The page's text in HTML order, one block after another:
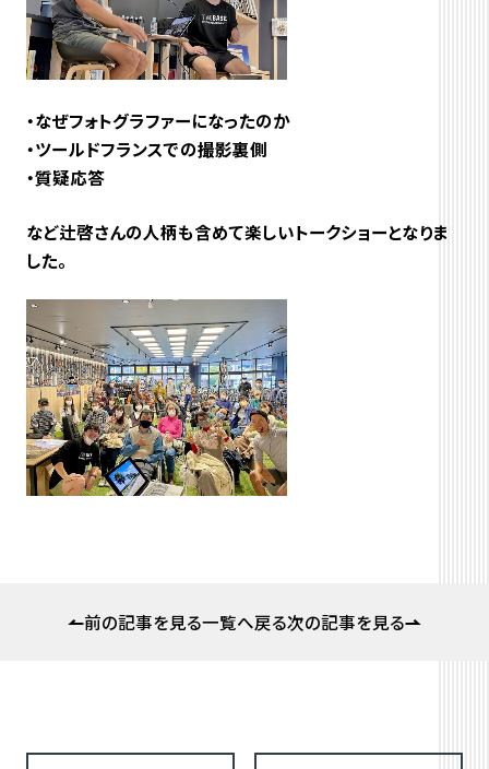
・なぜフォトグラファーになったのか
・ツールドフランスでの撮影裏側
・質疑応答
など辻啓さんの人柄も含めて楽しいトークショーとなりま
した。
前の記事を見る一覧へ戻る次の記事を見る